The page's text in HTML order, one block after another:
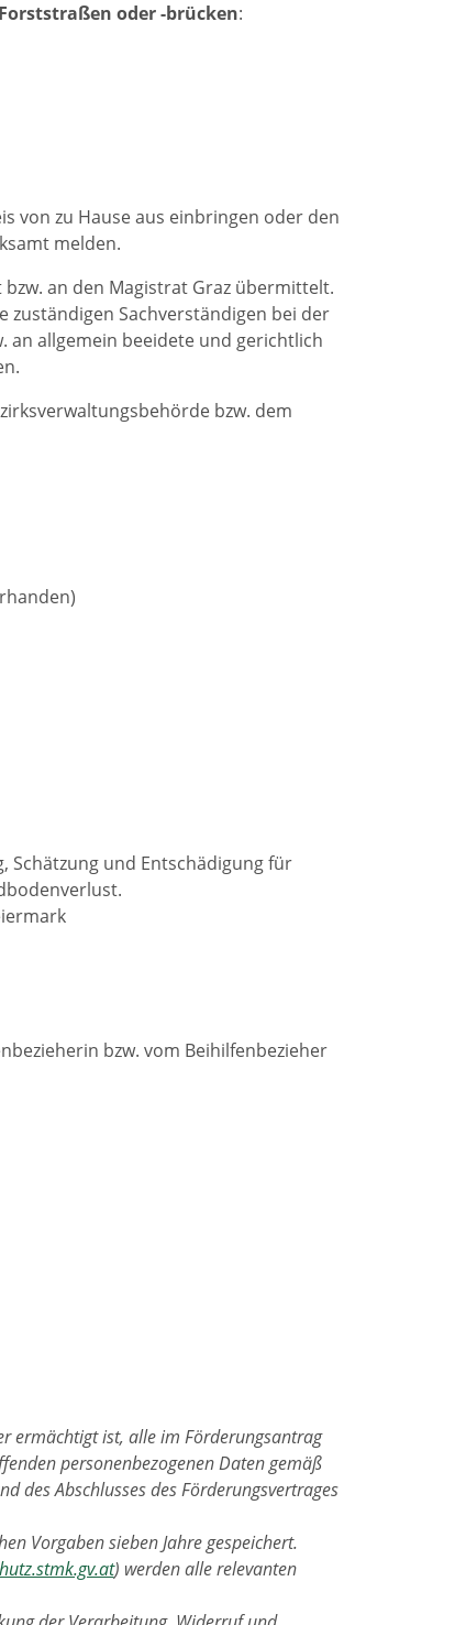
oder -brücken:
von zu Hause aus einbringen oder den
melden.
an den Magistrat Graz übermittelt.
zuständigen Sachverständigen bei der
an allgemein beeidete und gerichtlich
bzw. dem
Schätzung und Entschädigung für
bzw. vom Beihilfenbezieher
ermächtigt ist, alle im Förderungsantrag
personenbezogenen Daten gemäß
des Abschlusses des Förderungsvertrages
Vorgaben sieben Jahre gespeichert.
) werden alle relevanten